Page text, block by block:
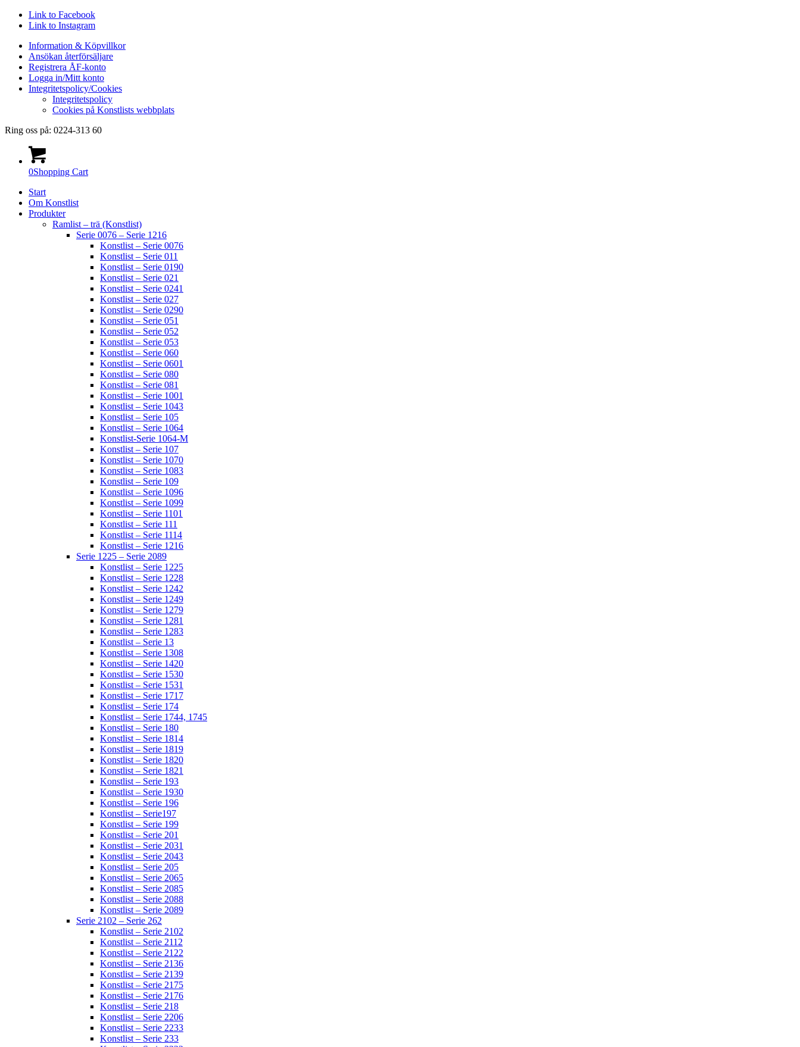
Link to Facebook
Link to Instagram
Information & Köpvillkor
Ansökan återförsäljare
Registrera ÅF-konto
Logga in/Mitt konto
Integritetspolicy/Cookies
Integritetspolicy
Cookies på Konstlists webbplats
Ring oss på: 0224-313 60
0Shopping Cart
Start
Om Konstlist
Produkter
Ramlist – trä (Konstlist)
Serie 0076 – Serie 1216
Konstlist – Serie 0076
Konstlist – Serie 011
Konstlist – Serie 0190
Konstlist – Serie 021
Konstlist – Serie 0241
Konstlist – Serie 027
Konstlist – Serie 0290
Konstlist – Serie 051
Konstlist – Serie 052
Konstlist – Serie 053
Konstlist – Serie 060
Konstlist – Serie 0601
Konstlist – Serie 080
Konstlist – Serie 081
Konstlist – Serie 1001
Konstlist – Serie 1043
Konstlist – Serie 105
Konstlist – Serie 1064
Konstlist-Serie 1064-M
Konstlist – Serie 107
Konstlist – Serie 1070
Konstlist – Serie 1083
Konstlist – Serie 109
Konstlist – Serie 1096
Konstlist – Serie 1099
Konstlist – Serie 1101
Konstlist – Serie 111
Konstlist – Serie 1114
Konstlist – Serie 1216
Serie 1225 – Serie 2089
Konstlist – Serie 1225
Konstlist – Serie 1228
Konstlist – Serie 1242
Konstlist – Serie 1249
Konstlist – Serie 1279
Konstlist – Serie 1281
Konstlist – Serie 1283
Konstlist – Serie 13
Konstlist – Serie 1308
Konstlist – Serie 1420
Konstlist – Serie 1530
Konstlist – Serie 1531
Konstlist – Serie 1717
Konstlist – Serie 174
Konstlist – Serie 1744, 1745
Konstlist – Serie 180
Konstlist – Serie 1814
Konstlist – Serie 1819
Konstlist – Serie 1820
Konstlist – Serie 1821
Konstlist – Serie 193
Konstlist – Serie 1930
Konstlist – Serie 196
Konstlist – Serie197
Konstlist – Serie 199
Konstlist – Serie 201
Konstlist – Serie 2031
Konstlist – Serie 2043
Konstlist – Serie 205
Konstlist – Serie 2065
Konstlist – Serie 2085
Konstlist – Serie 2088
Konstlist – Serie 2089
Serie 2102 – Serie 262
Konstlist – Serie 2102
Konstlist – Serie 2112
Konstlist – Serie 2122
Konstlist – Serie 2136
Konstlist – Serie 2139
Konstlist – Serie 2175
Konstlist – Serie 2176
Konstlist – Serie 218
Konstlist – Serie 2206
Konstlist – Serie 2233
Konstlist – Serie 233